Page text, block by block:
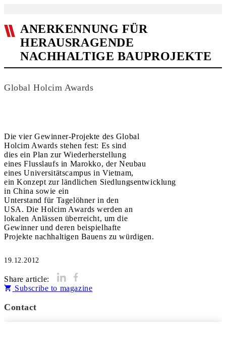
ANERKENNUNG FÜR
HERAUSRAGENDE
NACHHALTIGE BAUPROJEKTE
Global Holcim Awards
Die vier Gewinner-Projekte des Global
Holcim Awards stehen fest: Es sind
dies ein Plan zur Wiederherstellung
eines Flusslaufs in Marokko, der Neubau
eines Universitätscampus in Vietnam,
ein Konzept zur ländlichen Siedlungsentwicklung
in China sowie ein
Unterstand für Tagelöhner in den
USA. Die Holcim Awards werden an
lokalen Anlässen überreicht, um die
Gewinner und deren beispielhafte
Projekte nachhaltigen Bauens zu würdigen.
19.12.2012
Share article:
Subscribe to magazine
Contact